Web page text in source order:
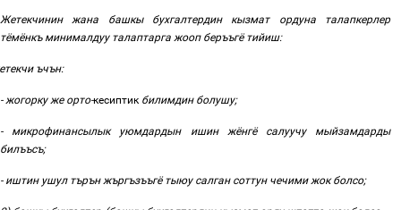
Жетекчинин жана башкы бухгалтердин кызмат
ордуна талапкерлер
тёмёнкъ минималдуу талаптарга жооп беръъгё тийиш:
ъчън:
- жогорку же орто-кесиптик билимдин болушу;
- микрофинансылык уюмдардын ишин жёнгё салуучу мыйзамдарды
билъъсъ;
- иштин ушул търън жъргъзъъгё тыюу салган соттун чечими жок болсо;